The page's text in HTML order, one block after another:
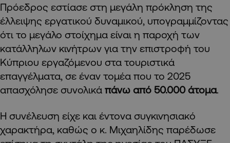
Πρόεδρος εστίασε στη μεγάλη πρόκληση της
έλλειψης εργατικού δυναμικού, υπογραμμίζοντας
ότι το μεγάλο στοίχημα είναι η παροχή των
κατάλληλων κινήτρων για την επιστροφή του
Κύπριου εργαζόμενου στα τουριστικά
επαγγέλματα, σε έναν τομέα που το 2025
απασχόλησε συνολικά πάνω από 50.000 άτομα.
Η συνέλευση είχε και έντονα συγκινησιακό
χαρακτήρα, καθώς ο κ. Μιχαηλίδης παρέδωσε